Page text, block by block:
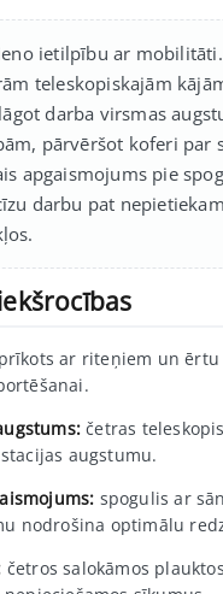
ietilpību ar mobilitāti.
teleskopiskajām
darba virsmas
pārvēršot koferi par
apgaismojums pie
darbu pat
ar riteņiem un
četras
augstumu.
spogulis ar
nodrošina optimālu
četros salokāmos